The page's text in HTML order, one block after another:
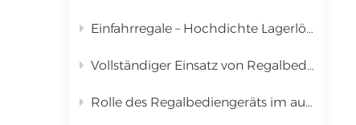
中文
русский
Einfahrregale – Hochdichte Lagerlösung für Palettenware
Vollständiger Einsatz von Regalbediengeräten in automatisierten Lager- und Kommissioniersystemen (AS/RS)
Rolle des Regalbediengeräts im automatisierten Lager- und Kommissioniersystem (AS/RS) & Vollständige Kostenanalyse